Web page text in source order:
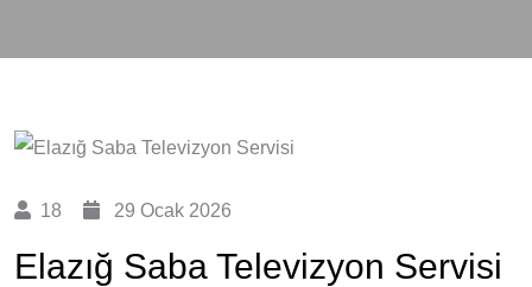
18 29 Ocak 2026
Elazığ Saba Televizyon Servisi